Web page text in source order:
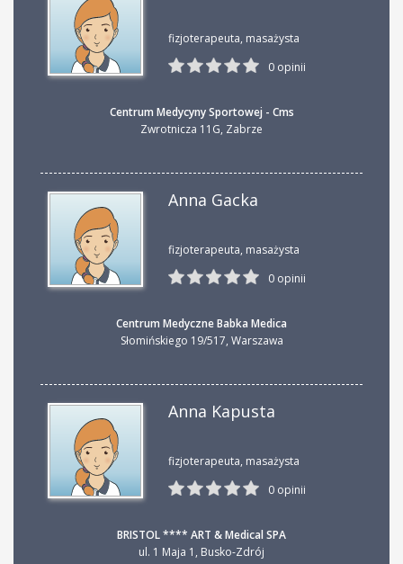
fizjoterapeuta, masażysta
0 opinii
Centrum Medycyny Sportowej - Cms
Zwrotnicza 11G, Zabrze
Anna Gacka
fizjoterapeuta, masażysta
0 opinii
Centrum Medyczne Babka Medica
Słomińskiego 19/517, Warszawa
Anna Kapusta
fizjoterapeuta, masażysta
0 opinii
BRISTOL **** ART & Medical SPA
ul. 1 Maja 1 , Busko-Zdrój